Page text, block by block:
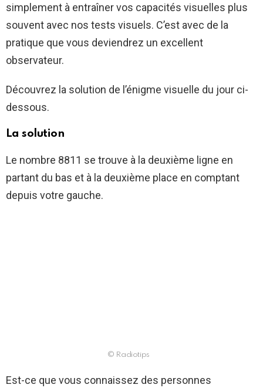
simplement à entraîner vos capacités visuelles plus
souvent avec nos tests visuels. C’est avec de la
pratique que vous deviendrez un excellent
observateur.
Découvrez la solution de l’énigme visuelle du jour ci-
dessous.
La solution
Le nombre 8811 se trouve à la deuxième ligne en
partant du bas et à la deuxième place en comptant
depuis votre gauche.
© Radiotips
Est-ce que vous connaissez des personnes